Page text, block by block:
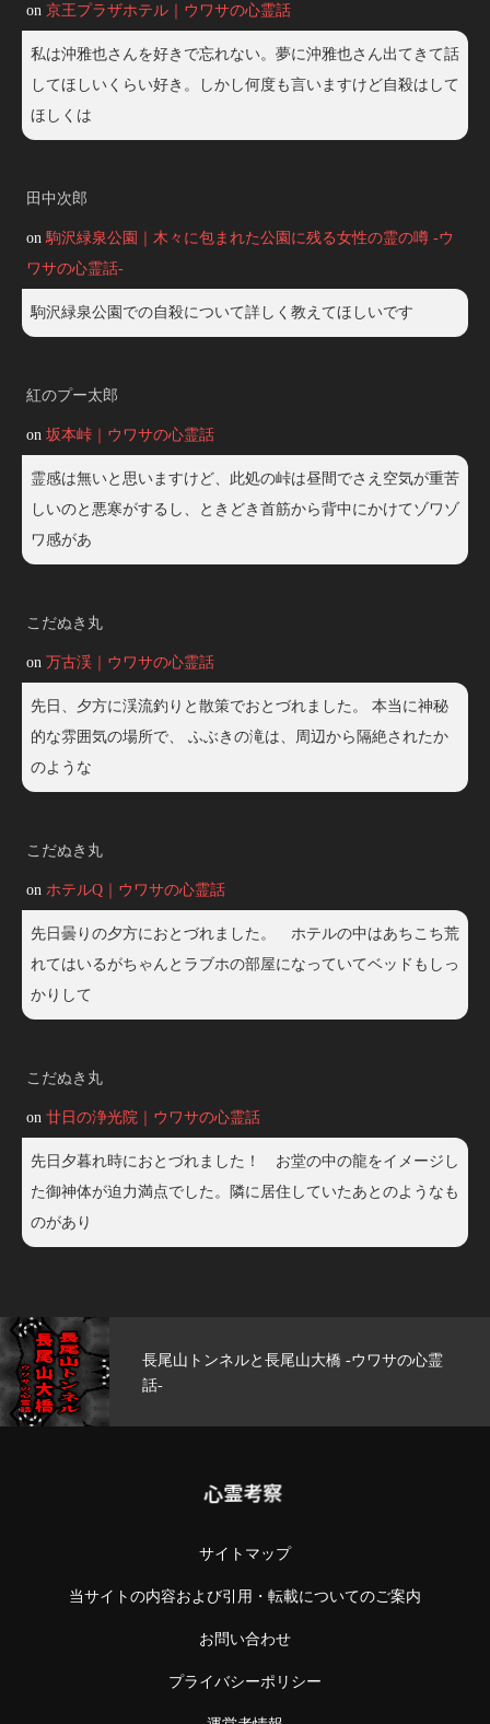
on 京王プラザホテル｜ウワサの心霊話
私は沖雅也さんを好きで忘れない。夢に沖雅也さん出てきて話
してほしいくらい好き。しかし何度も言いますけど自殺はして
ほしくは
田中次郎
on 駒沢緑泉公園｜木々に包まれた公園に残る女性の霊の噂 -ウ
ワサの心霊話-
駒沢緑泉公園での自殺について詳しく教えてほしいです
紅のプー太郎
on 坂本峠｜ウワサの心霊話
霊感は無いと思いますけど、此処の峠は昼間でさえ空気が重苦
しいのと悪寒がするし、ときどき首筋から背中にかけてゾワゾ
ワ感があ
こだぬき丸
on 万古渓｜ウワサの心霊話
先日、夕方に渓流釣りと散策でおとづれました。 本当に神秘
的な雰囲気の場所で、 ふぶきの滝は、周辺から隔絶されたか
のような
こだぬき丸
on ホテルQ｜ウワサの心霊話
先日曇りの夕方におとづれました。 ホテルの中はあちこち荒
れてはいるがちゃんとラブホの部屋になっていてベッドもしっ
かりして
こだぬき丸
on 廿日の浄光院｜ウワサの心霊話
先日夕暮れ時におとづれました！ お堂の中の龍をイメージし
た御神体が迫力満点でした。隣に居住していたあとのようなも
のがあり
サの心霊
玄武洞公園 -ウワサの心霊話-
心霊考察
サイトマップ
当サイトの内容および引用・転載についてのご案内
お問い合わせ
プライバシーポリシー